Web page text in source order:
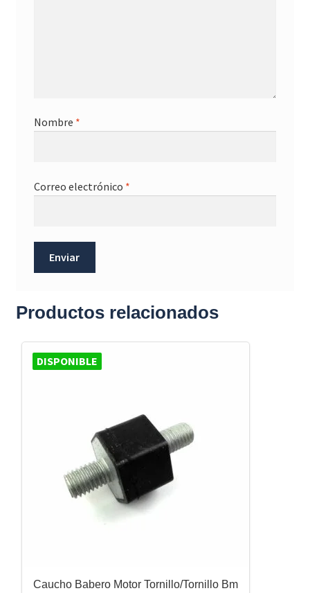
Nombre *
Correo electrónico *
Productos relacionados
DISPONIBLE
Caucho Babero Motor Tornillo/Tornillo Bm